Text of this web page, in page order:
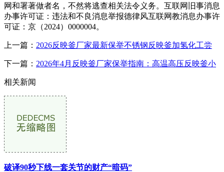
网和署著做者名，不然将逃查相关法令义务。互联网旧事消息
办事许可证：违法和不良消息举报德律风互联网教消息办事许
可证：京（2024）0000004。
上一篇： 2026反映釜厂家最新保举不锈钢反映釜加氢化工尝
下一篇： 2026年4月反映釜厂家保举指南：高温高压反映釜小
相关新闻
破译90秒下线一套关节的财产“暗码”